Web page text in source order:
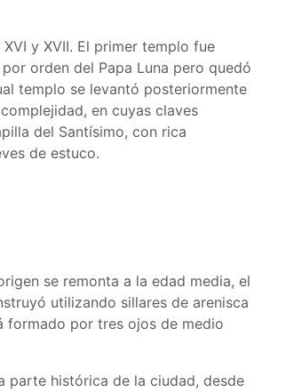
y XVII. El primer templo fue
orden del Papa Luna pero quedó
templo se levantó posteriormente
en cuyas claves
del Santísimo, con rica
de estuco.
se remonta a la edad media, el
utilizando sillares de arenisca
formado por tres ojos de medio
parte histórica de la ciudad, desde